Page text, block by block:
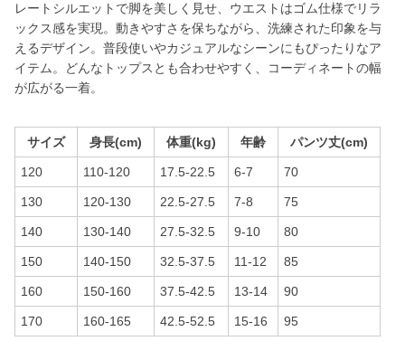
レートシルエットで脚を美しく見せ、ウエストはゴム仕様でリラ
ックス感を実現。動きやすさを保ちながら、洗練された印象を与
えるデザイン。普段使いやカジュアルなシーンにもぴったりなア
イテム。どんなトップスとも合わせやすく、コーディネートの幅
が広がる一着。
サイズ 身長(cm) 体重(kg) 年齢 パンツ丈(cm)
120 110-120 17.5-22.5 6-7 70
130 120-130 22.5-27.5 7-8 75
140 130-140 27.5-32.5 9-10 80
150 140-150 32.5-37.5 11-12 85
160 150-160 37.5-42.5 13-14 90
170 160-165 42.5-52.5 15-16 95